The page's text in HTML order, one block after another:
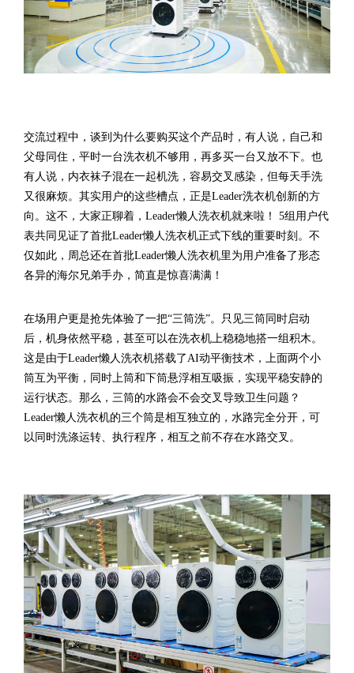
交流过程中，谈到为什么要购买这个产品时，有人说，自己和
父母同住，平时一台洗衣机不够用，再多买一台又放不下。也
有人说，内衣袜子混在一起机洗，容易交叉感染，但每天手洗
又很麻烦。其实用户的这些槽点，正是Leader洗衣机创新的方
向。这不，大家正聊着，Leader懒人洗衣机就来啦！ 5组用户代
表共同见证了首批Leader懒人洗衣机正式下线的重要时刻。不
仅如此，周总还在首批Leader懒人洗衣机里为用户准备了形态
各异的海尔兄弟手办，简直是惊喜满满！
在场用户更是抢先体验了一把“三筒洗”。只见三筒同时启动
后，机身依然平稳，甚至可以在洗衣机上稳稳地搭一组积木。
这是由于Leader懒人洗衣机搭载了AI动平衡技术，上面两个小
筒互为平衡，同时上筒和下筒悬浮相互吸振，实现平稳安静的
运行状态。那么，三筒的水路会不会交叉导致卫生问题？
Leader懒人洗衣机的三个筒是相互独立的，水路完全分开，可
以同时洗涤运转、执行程序，相互之前不存在水路交叉。